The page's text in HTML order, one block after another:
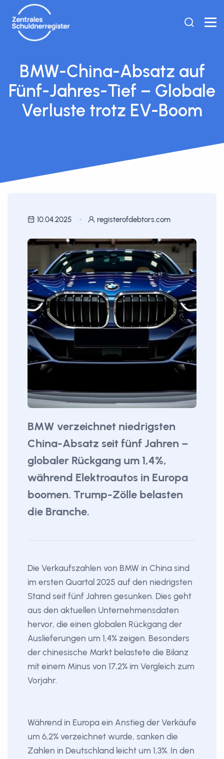
BMW-China-Absatz auf
Fünf-Jahres-Tief – Globale
Verluste trotz EV-Boom
10.04.2025 registerofdebtors.com
BMW verzeichnet niedrigsten
China-Absatz seit fünf Jahren –
globaler Rückgang um 1,4%,
während Elektroautos in Europa
boomen. Trump-Zölle belasten
die Branche.
Die Verkaufszahlen von BMW in China sind
im ersten Quartal 2025 auf den niedrigsten
Stand seit fünf Jahren gesunken. Dies geht
aus den aktuellen Unternehmensdaten
hervor, die einen globalen Rückgang der
Auslieferungen um 1,4% zeigen. Besonders
der chinesische Markt belastete die Bilanz
mit einem Minus von 17,2% im Vergleich zum
Vorjahr.
Während in Europa ein Anstieg der Verkäufe
um 6,2% verzeichnet wurde, sanken die
Zahlen in Deutschland leicht um 1,3%. In den